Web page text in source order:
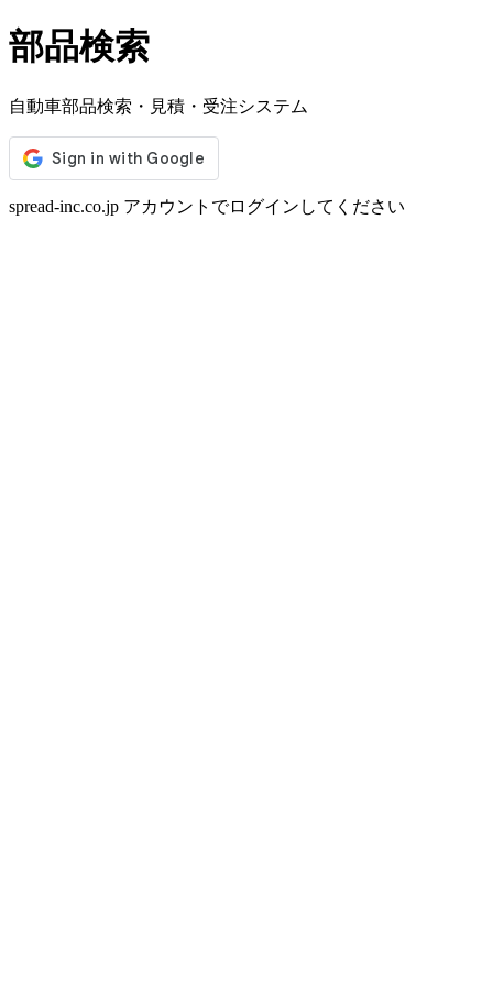
部品検索
自動車部品検索・見積・受注システム
spread-inc.co.jp アカウントでログインしてください